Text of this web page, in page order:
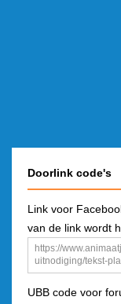
Doorlink code's
Link voor
van de link wordt
UBB code voor